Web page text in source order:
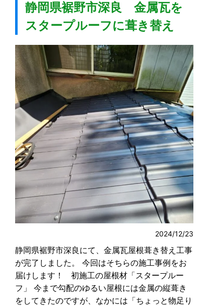
静岡県裾野市深良 金属瓦を
スタープルーフに葺き替え
2024/12/23
静岡県裾野市深良にて、金属瓦屋根葺き替え工事
が完了しました。 今回はそちらの施工事例をお
届けします！ 初施工の屋根材「スタープルー
フ」 今まで勾配のゆるい屋根には金属の縦葺き
をしてきたのですが、なかには「ちょっと物足り